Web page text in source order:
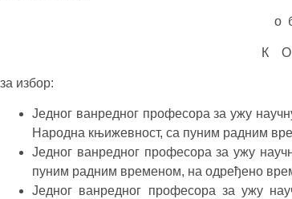
о
К
за избор:
Једног ванредног професора за ужу
Народна књижевност, са пуним радним
Једног ванредног професора за ужу
пуним радним временом, на одређено
Једног ванредног професора за ужу